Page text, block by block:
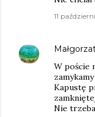
11
W poście
Kapustę
Nie